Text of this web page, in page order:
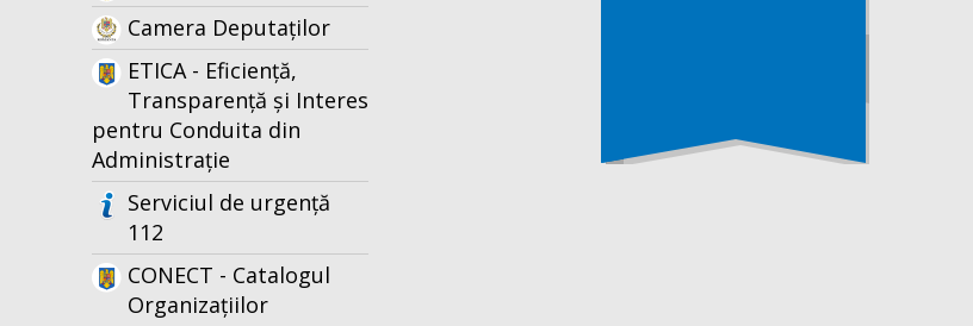
Camera Deputaților
ETICA - Eficiență,
Transparență și Interes
pentru Conduita din
Administrație
Serviciul de urgență
112
CONECT - Catalogul
Organizațiilor